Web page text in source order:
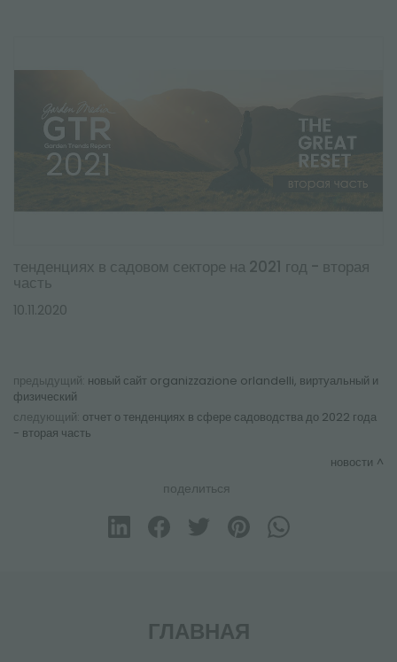
тенденциях в садовом секторе на 2021 год - вторая
часть
10.11.2020
предыдущий: новый сайт organizzazione orlandelli, виртуальный и
физический
следующий: отчет о тенденциях в сфере садоводства до 2022 года
- вторая часть
новости
поделиться
ГЛАВНАЯ